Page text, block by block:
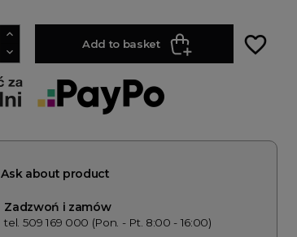
Add to basket favorite_border
Ask about product
Zadzwoń i zamów
tel. 509 169 000 (Pon. - Pt. 8:00 - 16:00)